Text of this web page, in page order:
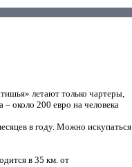
летают только чартеры,
около 200 евро на человека
в году. Можно искупаться
в 35 км. от